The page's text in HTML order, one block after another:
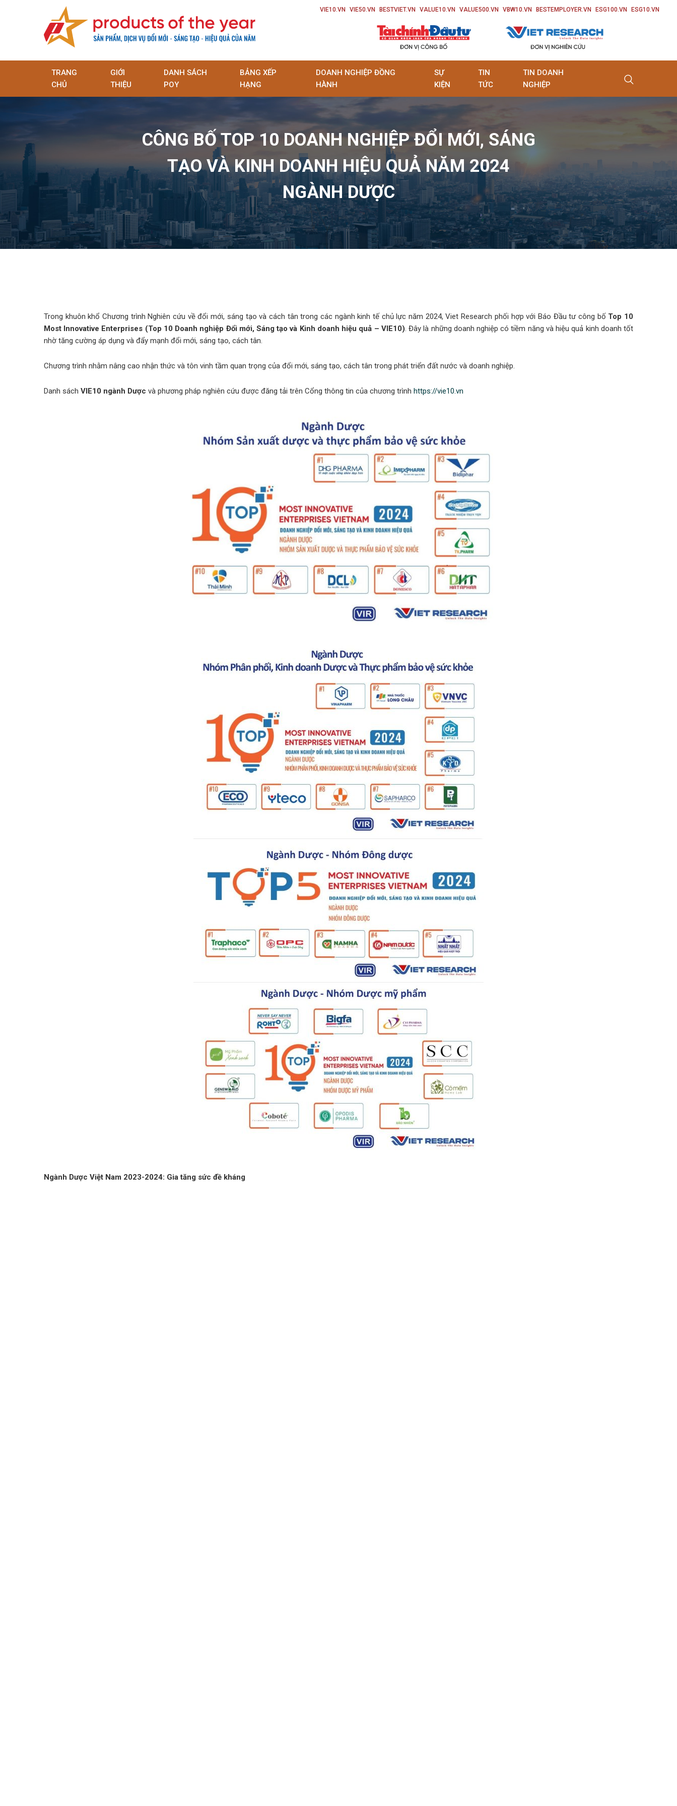
VIE10.VN VIE50.VN BESTVIET.VN VALUE10.VN VALUE500.VN VBW10.VN BESTEMPLOYER.VN ESG100.VN ESG10.VN
TRANG
CHỦ
GIỚI
THIỆU
DANH SÁCH
POY
BẢNG XẾP
HẠNG
DOANH NGHIỆP ĐỒNG
HÀNH
SỰ
KIỆN
TIN
TỨC
TIN DOANH
NGHIỆP
CÔNG BỐ TOP 10 DOANH NGHIỆP ĐỔI MỚI, SÁNG
TẠO VÀ KINH DOANH HIỆU QUẢ NĂM 2024
NGÀNH DƯỢC
Trong khuôn khổ Chương trình Nghiên cứu về đổi mới, sáng tạo và cách tân trong các ngành kinh tế chủ lực năm 2024, Viet Research phối hợp với Báo Đầu tư công bố Top 10
Most Innovative Enterprises (Top 10 Doanh nghiệp Đổi mới, Sáng tạo và Kinh doanh hiệu quả – VIE10). Đây là những doanh nghiệp có tiềm năng và hiệu quả kinh doanh tốt
nhờ tăng cường áp dụng và đẩy mạnh đổi mới, sáng tạo, cách tân.
Chương trình nhằm nâng cao nhận thức và tôn vinh tầm quan trọng của đổi mới, sáng tạo, cách tân trong phát triển đất nước và doanh nghiệp.
Danh sách VIE10 ngành Dược và phương pháp nghiên cứu được đăng tải trên Cổng thông tin của chương trình https://vie10.vn
Ngành Dược Việt Nam 2023-2024: Gia tăng sức đề kháng